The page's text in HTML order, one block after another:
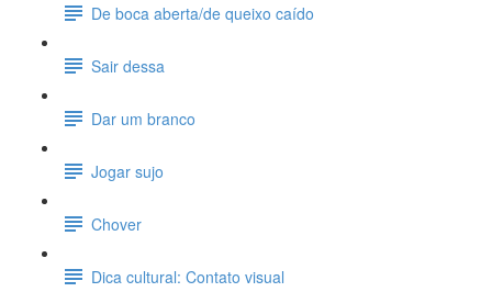
De boca aberta/de queixo caído
Sair dessa
Dar um branco
Jogar sujo
Chover
Dica cultural: Contato visual